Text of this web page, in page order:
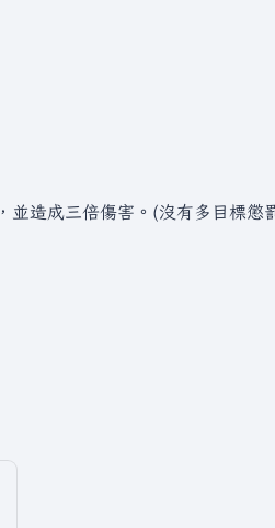
並造成三倍傷害。(沒有多目標懲